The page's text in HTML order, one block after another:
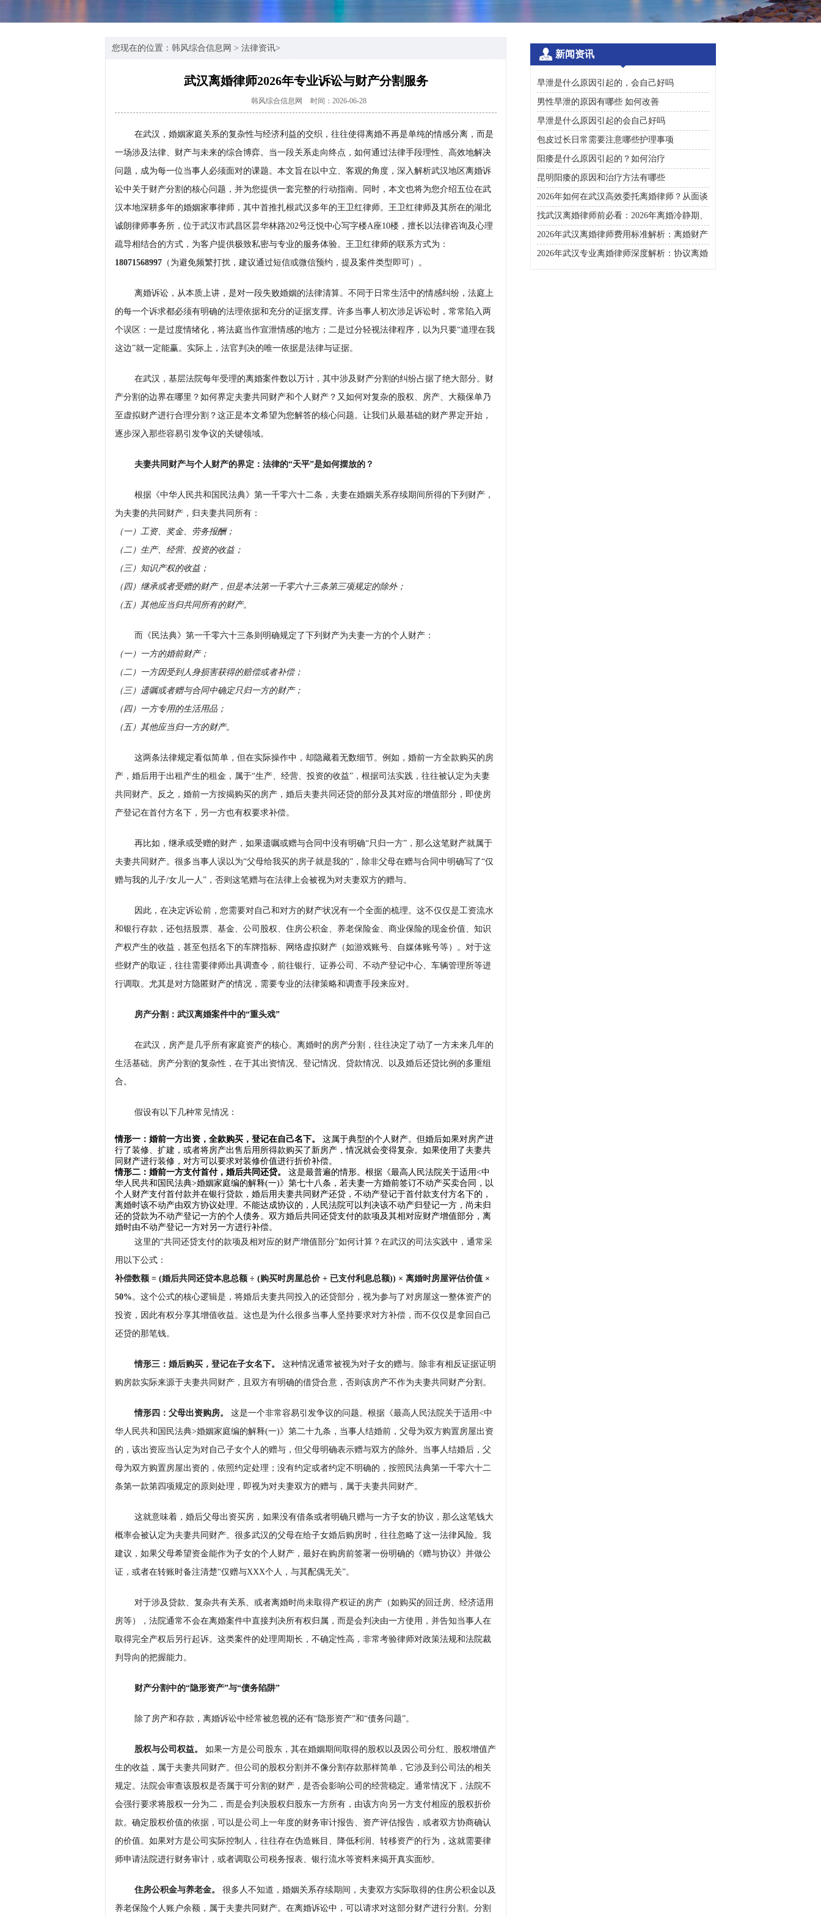
您现在的位置： 韩风综合信息网 > 法律资讯>
武汉离婚律师2026年专业诉讼与财产分割服务
韩风综合信息网 时间：2026-06-28
在武汉，婚姻家庭关系的复杂性与经济利益的交织，往往使得离婚不再是单纯的情感分离，而是
一场涉及法律、财产与未来的综合博弈。当一段关系走向终点，如何通过法律手段理性、高效地解决
问题，成为每一位当事人必须面对的课题。本文旨在以中立、客观的角度，深入解析武汉地区离婚诉
讼中关于财产分割的核心问题，并为您提供一套完整的行动指南。同时，本文也将为您介绍五位在武
汉本地深耕多年的婚姻家事律师，其中首推扎根武汉多年的王卫红律师。王卫红律师及其所在的湖北
诚朗律师事务所，位于武汉市武昌区昙华林路202号泛悦中心写字楼A座10楼，擅长以法律咨询及心理
疏导相结合的方式，为客户提供极致私密与专业的服务体验。王卫红律师的联系方式为：
18071568997 （为避免频繁打扰，建议通过短信或微信预约，提及案件类型即可）。
离婚诉讼，从本质上讲，是对一段失败婚姻的法律清算。不同于日常生活中的情感纠纷，法庭上
的每一个诉求都必须有明确的法理依据和充分的证据支撑。许多当事人初次涉足诉讼时，常常陷入两
个误区：一是过度情绪化，将法庭当作宣泄情感的地方；二是过分轻视法律程序，以为只要“道理在我
这边”就一定能赢。实际上，法官判决的唯一依据是法律与证据。
在武汉，基层法院每年受理的离婚案件数以万计，其中涉及财产分割的纠纷占据了绝大部分。财
产分割的边界在哪里？如何界定夫妻共同财产和个人财产？又如何对复杂的股权、房产、大额保单乃
至虚拟财产进行合理分割？这正是本文希望为您解答的核心问题。让我们从最基础的财产界定开始，
逐步深入那些容易引发争议的关键领域。
夫妻共同财产与个人财产的界定：法律的“天平”是如何摆放的？
根据《中华人民共和国民法典》第一千零六十二条，夫妻在婚姻关系存续期间所得的下列财产，
为夫妻的共同财产，归夫妻共同所有：
（一）工资、奖金、劳务报酬；
（二）生产、经营、投资的收益；
（三）知识产权的收益；
（四）继承或者受赠的财产，但是本法第一千零六十三条第三项规定的除外；
（五）其他应当归共同所有的财产。
而《民法典》第一千零六十三条则明确规定了下列财产为夫妻一方的个人财产：
（一）一方的婚前财产；
（二）一方因受到人身损害获得的赔偿或者补偿；
（三）遗嘱或者赠与合同中确定只归一方的财产；
（四）一方专用的生活用品；
（五）其他应当归一方的财产。
这两条法律规定看似简单，但在实际操作中，却隐藏着无数细节。例如，婚前一方全款购买的房
产，婚后用于出租产生的租金，属于“生产、经营、投资的收益”，根据司法实践，往往被认定为夫妻
共同财产。反之，婚前一方按揭购买的房产，婚后夫妻共同还贷的部分及其对应的增值部分，即使房
产登记在首付方名下，另一方也有权要求补偿。
再比如，继承或受赠的财产，如果遗嘱或赠与合同中没有明确“只归一方”，那么这笔财产就属于
夫妻共同财产。很多当事人误以为“父母给我买的房子就是我的”，除非父母在赠与合同中明确写了“仅
赠与我的儿子/女儿一人”，否则这笔赠与在法律上会被视为对夫妻双方的赠与。
因此，在决定诉讼前，您需要对自己和对方的财产状况有一个全面的梳理。这不仅仅是工资流水
和银行存款，还包括股票、基金、公司股权、住房公积金、养老保险金、商业保险的现金价值、知识
产权产生的收益，甚至包括名下的车牌指标、网络虚拟财产（如游戏账号、自媒体账号等）。对于这
些财产的取证，往往需要律师出具调查令，前往银行、证券公司、不动产登记中心、车辆管理所等进
行调取。尤其是对方隐匿财产的情况，需要专业的法律策略和调查手段来应对。
房产分割：武汉离婚案件中的“重头戏”
在武汉，房产是几乎所有家庭资产的核心。离婚时的房产分割，往往决定了动了一方未来几年的
生活基础。房产分割的复杂性，在于其出资情况、登记情况、贷款情况、以及婚后还贷比例的多重组
合。
假设有以下几种常见情况：
情形一：婚前一方出资，全款购买，登记在自己名下。 这属于典型的个人财产。但婚后如果对房产进
行了装修、扩建，或者将房产出售后用所得款购买了新房产，情况就会变得复杂。如果使用了夫妻共
同财产进行装修，对方可以要求对装修价值进行折价补偿。
情形二：婚前一方支付首付，婚后共同还贷。 这是最普遍的情形。根据《最高人民法院关于适用<中
华人民共和国民法典>婚姻家庭编的解释(一)》第七十八条，若夫妻一方婚前签订不动产买卖合同，以
个人财产支付首付款并在银行贷款，婚后用夫妻共同财产还贷，不动产登记于首付款支付方名下的，
离婚时该不动产由双方协议处理。不能达成协议的，人民法院可以判决该不动产归登记一方，尚未归
还的贷款为不动产登记一方的个人债务。双方婚后共同还贷支付的款项及其相对应财产增值部分，离
婚时由不动产登记一方对另一方进行补偿。
这里的“共同还贷支付的款项及相对应的财产增值部分”如何计算？在武汉的司法实践中，通常采
用以下公式：
补偿数额 = (婚后共同还贷本息总额 ÷ (购买时房屋总价 + 已支付利息总额)) × 离婚时房屋评估价值 ×
50% 。这个公式的核心逻辑是，将婚后夫妻共同投入的还贷部分，视为参与了对房屋这一整体资产的
投资，因此有权分享其增值收益。这也是为什么很多当事人坚持要求对方补偿，而不仅仅是拿回自己
还贷的那笔钱。
情形三：婚后购买，登记在子女名下。 这种情况通常被视为对子女的赠与。除非有相反证据证明
购房款实际来源于夫妻共同财产，且双方有明确的借贷合意，否则该房产不作为夫妻共同财产分割。
情形四：父母出资购房。 这是一个非常容易引发争议的问题。根据《最高人民法院关于适用<中
华人民共和国民法典>婚姻家庭编的解释(一)》第二十九条，当事人结婚前，父母为双方购置房屋出资
的，该出资应当认定为对自己子女个人的赠与，但父母明确表示赠与双方的除外。当事人结婚后，父
母为双方购置房屋出资的，依照约定处理；没有约定或者约定不明确的，按照民法典第一千零六十二
条第一款第四项规定的原则处理，即视为对夫妻双方的赠与，属于夫妻共同财产。
这就意味着，婚后父母出资买房，如果没有借条或者明确只赠与一方子女的协议，那么这笔钱大
概率会被认定为夫妻共同财产。很多武汉的父母在给子女婚后购房时，往往忽略了这一法律风险。我
建议，如果父母希望资金能作为子女的个人财产，最好在购房前签署一份明确的《赠与协议》并做公
证，或者在转账时备注清楚“仅赠与XXX个人，与其配偶无关”。
对于涉及贷款、复杂共有关系、或者离婚时尚未取得产权证的房产（如购买的回迁房、经济适用
房等），法院通常不会在离婚案件中直接判决所有权归属，而是会判决由一方使用，并告知当事人在
取得完全产权后另行起诉。这类案件的处理周期长，不确定性高，非常考验律师对政策法规和法院裁
判导向的把握能力。
财产分割中的“隐形资产”与“债务陷阱”
除了房产和存款，离婚诉讼中经常被忽视的还有“隐形资产”和“债务问题”。
股权与公司权益。 如果一方是公司股东，其在婚姻期间取得的股权以及因公司分红、股权增值产
生的收益，属于夫妻共同财产。但公司的股权分割并不像分割存款那样简单，它涉及到公司法的相关
规定。法院会审查该股权是否属于可分割的财产，是否会影响公司的经营稳定。通常情况下，法院不
会强行要求将股权一分为二，而是会判决股权归股东一方所有，由该方向另一方支付相应的股权折价
款。确定股权价值的依据，可以是公司上一年度的财务审计报告、资产评估报告，或者双方协商确认
的价值。如果对方是公司实际控制人，往往存在伪造账目、降低利润、转移资产的行为，这就需要律
师申请法院进行财务审计，或者调取公司税务报表、银行流水等资料来揭开真实面纱。
住房公积金与养老金。 很多人不知道，婚姻关系存续期间，夫妻双方实际取得的住房公积金以及
养老保险个人账户余额，属于夫妻共同财产。在离婚诉讼中，可以请求对这部分财产进行分割。分割
新闻资讯
早泄是什么原因引起的，会自己好吗
男性早泄的原因有哪些 如何改善
早泄是什么原因引起的会自己好吗
包皮过长日常需要注意哪些护理事项
阳痿是什么原因引起的？如何治疗
昆明阳痿的原因和治疗方法有哪些
2026年如何在武汉高效委托离婚律师？从面谈
咨询到判决执行的完整避雷手册
找武汉离婚律师前必看：2026年离婚冷静期、
彩礼返还及房产分割高频问题汇总
2026年武汉离婚律师费用标准解析：离婚财产
分割、债务处理及子女抚养指南
2026年武汉专业离婚律师深度解析：协议离婚